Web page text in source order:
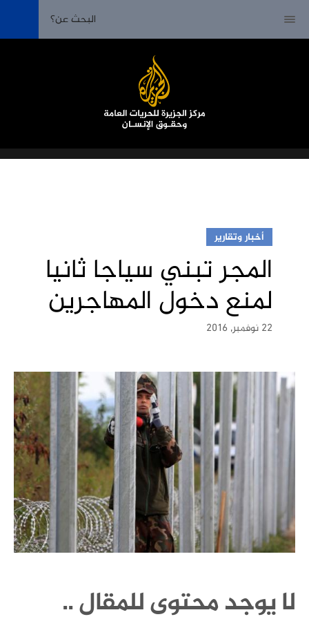
أخبار وتقارير
المجر تبني سياجا ثانيا
لمنع دخول المهاجرين
22 نوفمبر, 2016
لا يوجد محتوى للمقال ..